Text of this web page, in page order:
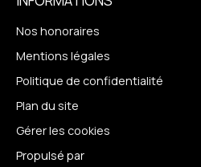
Nos honoraires
Mentions légales
Politique de confidentialité
Plan du site
Gérer les cookies
Propulsé par